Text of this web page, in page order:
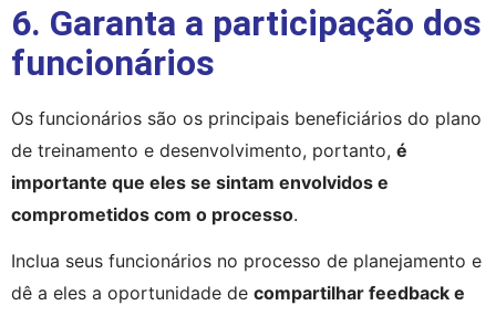
6. Garanta a participação dos
funcionários
Os funcionários são os principais beneficiários do plano
de treinamento e desenvolvimento, portanto, é
importante que eles se sintam envolvidos e
comprometidos com o processo.
Inclua seus funcionários no processo de planejamento e
dê a eles a oportunidade de compartilhar feedback e